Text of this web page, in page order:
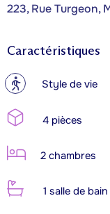
223, Rue Turgeon,
Caractéristiques
? Style de vie
4 pièces
2 chambres
1 salle de bain